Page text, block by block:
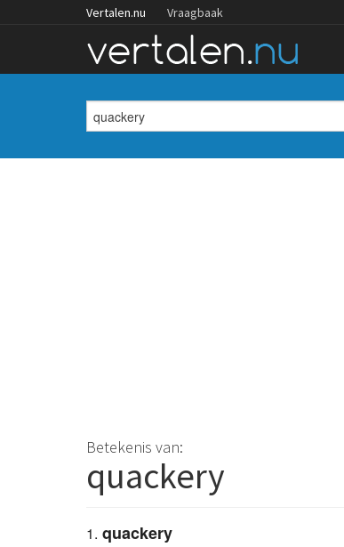
Vertalen.nu Vraagbaak
Betekenis van:
quackery
quackery